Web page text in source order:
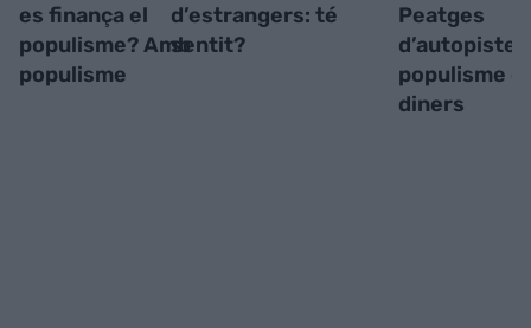
es finança el
populisme? Amb
populisme
d’estrangers: té
sentit?
Peatges
populisme
diners